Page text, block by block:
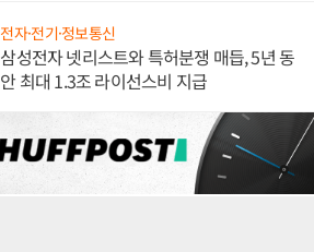
전자·전기·정보통신
삼성전자 넷리스트와 특허분쟁 매듭, 5년 동
안 최대 1.3조 라이선스비 지급